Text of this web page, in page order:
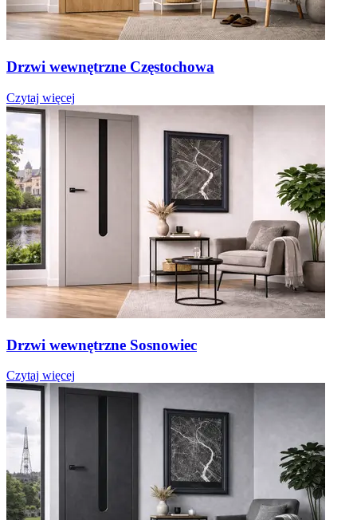
Drzwi wewnętrzne Częstochowa
Czytaj więcej
Drzwi wewnętrzne Sosnowiec
Czytaj więcej